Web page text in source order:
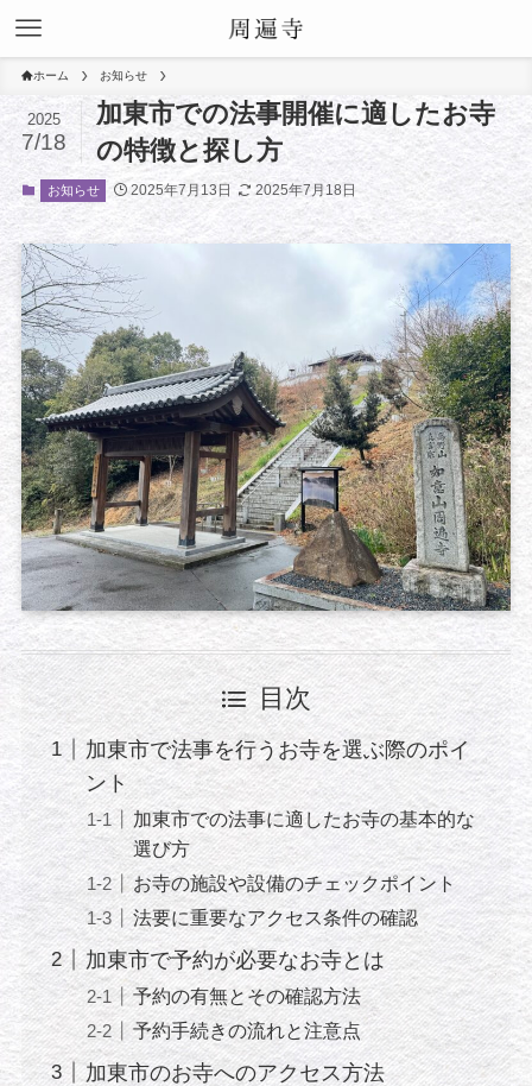
ホーム お知らせ
加東市での法事開催に適したお寺
の特徴と探し方
2025
7/18
お知らせ 2025年7月13日 2025年7月18日
目次
加東市で法事を行うお寺を選ぶ際のポイ
ント
加東市での法事に適したお寺の基本的な
選び方
お寺の施設や設備のチェックポイント
法要に重要なアクセス条件の確認
加東市で予約が必要なお寺とは
予約の有無とその確認方法
予約手続きの流れと注意点
加東市のお寺へのアクセス方法